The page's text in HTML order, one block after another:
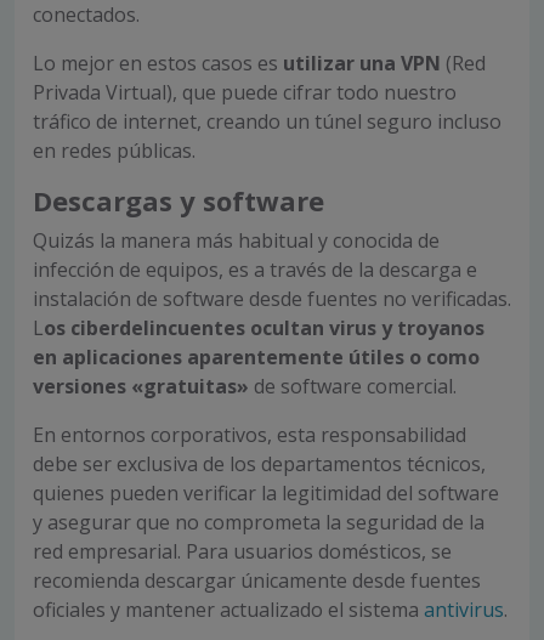
conectados.
Lo mejor en estos casos es utilizar una VPN (Red
Privada Virtual), que puede cifrar todo nuestro
tráfico de internet, creando un túnel seguro incluso
en redes públicas.
Descargas y software
Quizás la manera más habitual y conocida de
infección de equipos, es a través de la descarga e
instalación de software desde fuentes no verificadas.
Los ciberdelincuentes ocultan virus y troyanos
en aplicaciones aparentemente útiles o como
versiones «gratuitas» de software comercial.
En entornos corporativos, esta responsabilidad
debe ser exclusiva de los departamentos técnicos,
quienes pueden verificar la legitimidad del software
y asegurar que no comprometa la seguridad de la
red empresarial. Para usuarios domésticos, se
recomienda descargar únicamente desde fuentes
oficiales y mantener actualizado el sistema antivirus.